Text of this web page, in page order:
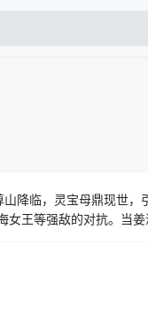
降临，灵宝母鼎现世，
王等强敌的对抗。当
域，并在此了结宿怨